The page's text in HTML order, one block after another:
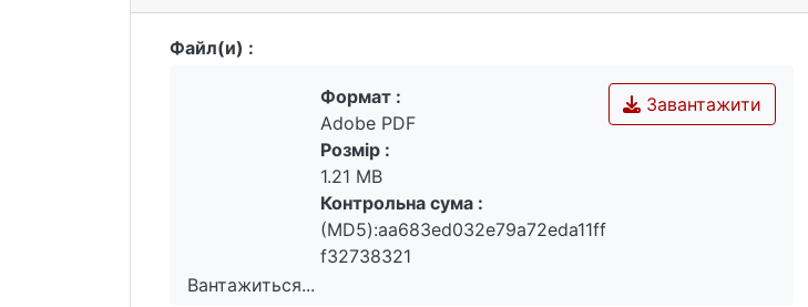
Файл(и) :
Вантажиться...
Завантажити
Формат :
Adobe PDF
Розмір :
1.21 MB
Контрольна сума :
(MD5):aa683ed032e79a72eda11ff
f32738321